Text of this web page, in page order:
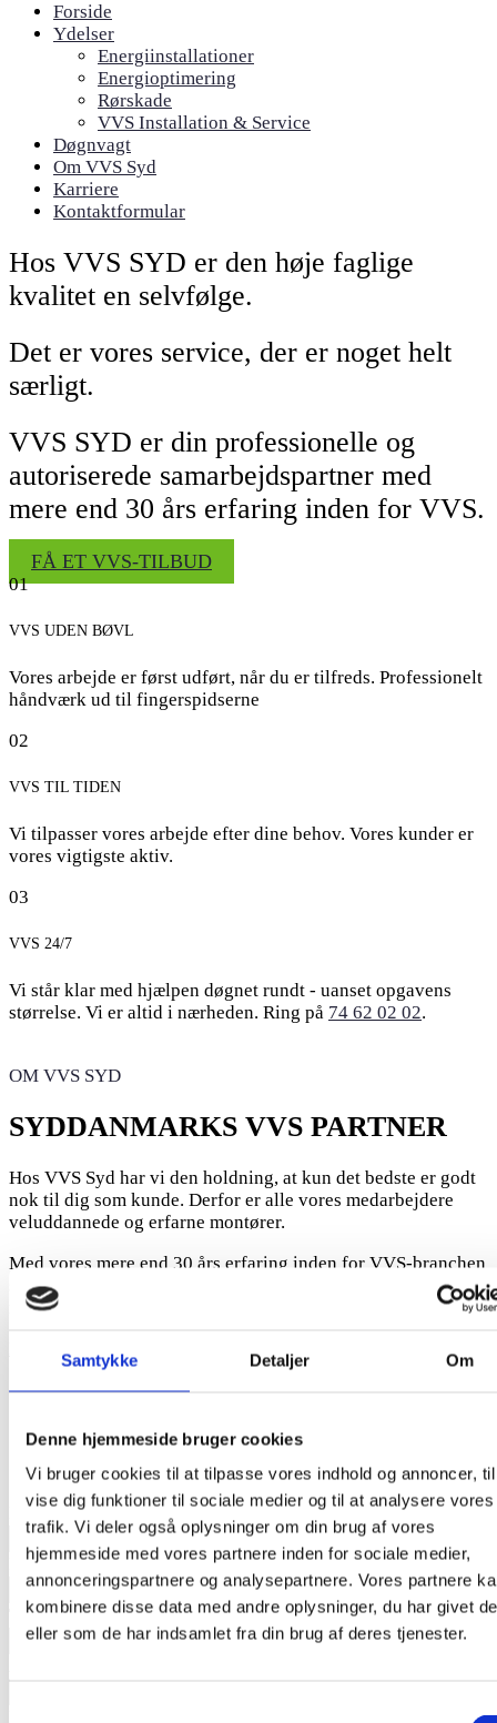
Samtykke Detaljer Om
Denne hjemmeside bruger cookies
Vi bruger cookies til at tilpasse vores indhold og annoncer,
vise dig funktioner til sociale medier og til at analysere vores
trafik. Vi deler også oplysninger om din brug af vores
hjemmeside med vores partnere inden for sociale medier,
annonceringspartnere og analysepartnere. Vores partnere
kombinere disse data med andre oplysninger, du har givet
eller som de har indsamlet fra din brug af deres tjenester.
Forside
Ydelser
Energiinstallationer
Energioptimering
Rørskade
VVS Installation & Service
Døgnvagt
Om VVS Syd
Karriere
Kontaktformular
Hos VVS SYD er den høje faglige
kvalitet en selvfølge.
Det er vores service, der er noget helt
særligt.
VVS SYD er din professionelle og
autoriserede samarbejdspartner med
mere end 30 års erfaring inden for VVS.
FÅ ET VVS-TILBUD
01
VVS UDEN BØVL
Vores arbejde er først udført, når du er tilfreds. Professionelt
håndværk ud til fingerspidserne
02
VVS TIL TIDEN
Vi tilpasser vores arbejde efter dine behov. Vores kunder er
vores vigtigste aktiv.
03
VVS 24/7
Vi står klar med hjælpen døgnet rundt - uanset opgavens
størrelse. Vi er altid i nærheden. Ring på 74 62 02 02.
OM VVS SYD
SYDDANMARKS VVS PARTNER
Hos VVS Syd har vi den holdning, at kun det bedste er godt
nok til dig som kunde. Derfor er alle vores medarbejdere
veluddannede og erfarne montører.
Med vores mere end 30 års erfaring inden for VVS-branchen
sikrer vi, at dine behov og ønsker bliver løst professionelt
med dig i centrum hele vejen.
LÆS MERE
beskriv din opgave her
Name
Email
Telefonnummer